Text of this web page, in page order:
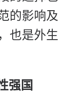
的影响及
也是外生
强国